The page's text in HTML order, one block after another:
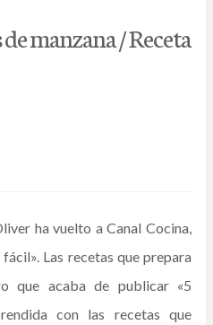
manzana / Receta
ha vuelto a Canal Cocina,
Las recetas que prepara
que acaba de publicar «5
con las recetas que